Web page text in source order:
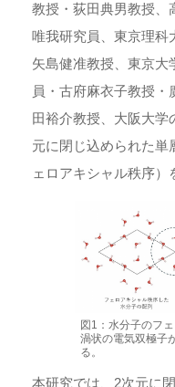
教授・荻田典男教授、
唯我研究員、東京理科
矢島健准教授、東京大
員・古府麻衣子教授
田裕介教授、大阪大学
元に閉じ込められた単
ェロアキシャル秩序）
図1：水分子のフ
渦状の電気双極子
る。
本研究では、2次元に